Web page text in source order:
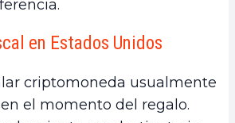
en Estados Unidos
criptomoneda usualmente
el momento del regalo.